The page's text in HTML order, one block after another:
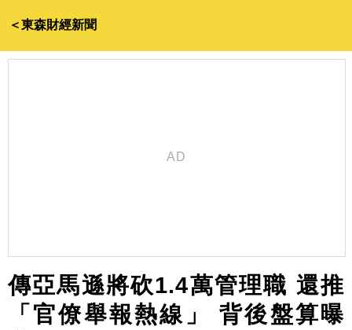
＜東森財經新聞
傳亞馬遜將砍1.4萬管理職 還推
「官僚舉報熱線」 背後盤算曝